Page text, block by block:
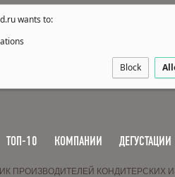
wants to:
Block
ТОП-10 КОМПАНИИ ДЕГУСТАЦИИ
ПРОИЗВОДИТЕЛЕЙ КОНДИТЕРСКИХ